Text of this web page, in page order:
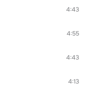
4:43
4:55
4:43
4:13